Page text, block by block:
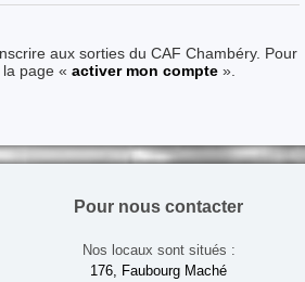
aux sorties du CAF Chambéry. Pour
page « activer mon compte ».
Pour nous contacter
Nos locaux sont situés :
176, Faubourg Maché